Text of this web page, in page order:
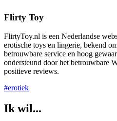
Flirty Toy
FlirtyToy.nl is een Nederlandse
erotische toys en lingerie, bekend
betrouwbare service en hoog
ondersteund door het betrouwbare
positieve reviews.
#erotiek
Ik wil...